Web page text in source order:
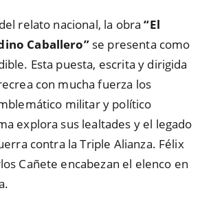
relato nacional, la obra“El
Caballero”se presenta como
Esta puesta, escrita y dirigida
con mucha fuerza los
militar y político
explora sus lealtades y el legado
contra la Triple Alianza. Félix
Cañete encabezan el elenco en